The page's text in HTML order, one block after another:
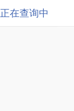
正在查询中